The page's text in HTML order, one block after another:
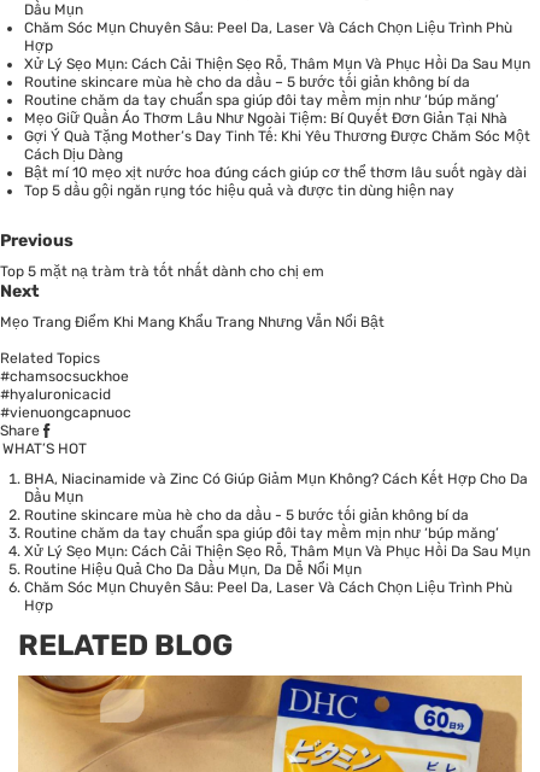
Dầu Mụn
Chăm Sóc Mụn Chuyên Sâu: Peel Da, Laser Và Cách Chọn Liệu Trình Phù
Hợp
Xử Lý Sẹo Mụn: Cách Cải Thiện Sẹo Rỗ, Thâm Mụn Và Phục Hồi Da Sau Mụn
Routine skincare mùa hè cho da dầu – 5 bước tối giản không bí da
Routine chăm da tay chuẩn spa giúp đôi tay mềm mịn như ‘búp măng’
Mẹo Giữ Quần Áo Thơm Lâu Như Ngoài Tiệm: Bí Quyết Đơn Giản Tại Nhà
Gợi Ý Quà Tặng Mother’s Day Tinh Tế: Khi Yêu Thương Được Chăm Sóc Một
Cách Dịu Dàng
Bật mí 10 mẹo xịt nước hoa đúng cách giúp cơ thể thơm lâu suốt ngày dài
Top 5 dầu gội ngăn rụng tóc hiệu quả và được tin dùng hiện nay
Previous
Top 5 mặt nạ tràm trà tốt nhất dành cho chị em
Next
Mẹo Trang Điểm Khi Mang Khẩu Trang Nhưng Vẫn Nổi Bật
Related Topics
#chamsocsuckhoe
#hyaluronicacid
#vienuongcapnuoc
Share
WHAT’S HOT
BHA, Niacinamide và Zinc Có Giúp Giảm Mụn Không? Cách Kết Hợp Cho Da
Dầu Mụn
Routine skincare mùa hè cho da dầu - 5 bước tối giản không bí da
Routine chăm da tay chuẩn spa giúp đôi tay mềm mịn như ‘búp măng’
Xử Lý Sẹo Mụn: Cách Cải Thiện Sẹo Rỗ, Thâm Mụn Và Phục Hồi Da Sau Mụn
Routine Hiệu Quả Cho Da Dầu Mụn, Da Dễ Nổi Mụn
Chăm Sóc Mụn Chuyên Sâu: Peel Da, Laser Và Cách Chọn Liệu Trình Phù
Hợp
RELATED BLOG